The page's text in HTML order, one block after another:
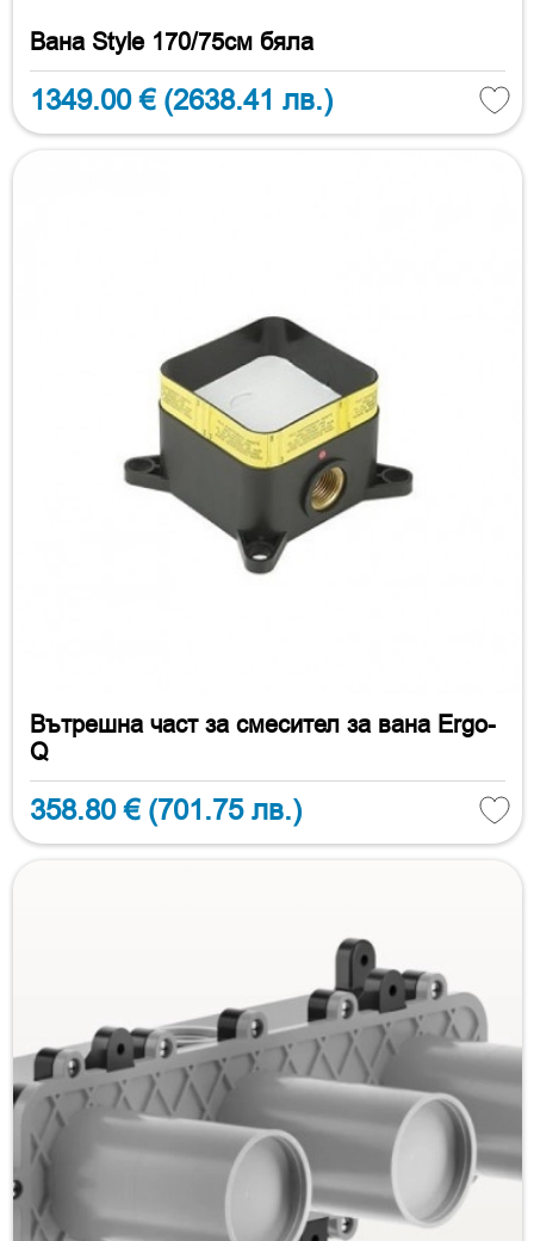
Вана Style 170/75см бяла
1349.00 € (2638.41 лв.)
Вътрешна част за смесител за вана Ergo-
Q
358.80 € (701.75 лв.)